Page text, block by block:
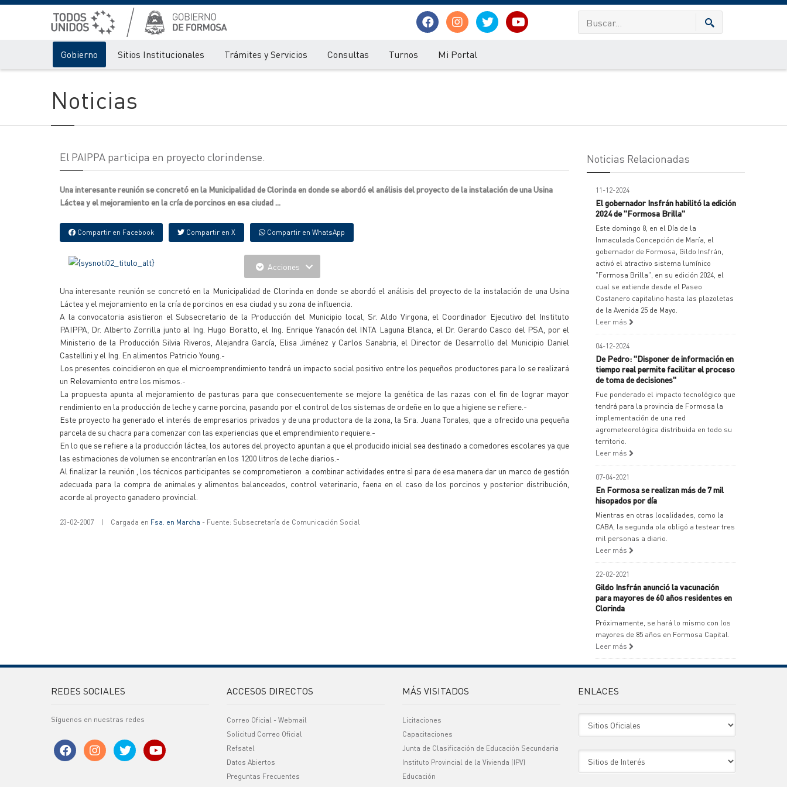
Gobierno Sitios Institucionales Trámites y Servicios Consultas Turnos Mi Portal
Noticias
El PAIPPA participa en proyecto clorindense.
Una interesante reunión se concretó en la Municipalidad de Clorinda en donde se abordó el análisis del proyecto de la instalación de una Usina
Láctea y el mejoramiento en la cría de porcinos en esa ciudad ...
Compartir en Facebook Compartir en X Compartir en WhatsApp
Acciones
Una interesante reunión se concretó en la Municipalidad de Clorinda en donde se abordó el análisis del proyecto de la instalación de una Usina
Láctea y el mejoramiento en la cría de porcinos en esa ciudad y su zona de influencia.
A la convocatoria asistieron el Subsecretario de la Producción del Municipio local, Sr. Aldo Virgona, el Coordinador Ejecutivo del Instituto
PAIPPA, Dr. Alberto Zorrilla junto al Ing. Hugo Boratto, el Ing. Enrique Yanacón del INTA Laguna Blanca, el Dr. Gerardo Casco del PSA, por el
Ministerio de la Producción Silvia Riveros, Alejandra García, Elisa Jiménez y Carlos Sanabria, el Director de Desarrollo del Municipio Daniel
Castellini y el Ing. En alimentos Patricio Young.-
Los presentes coincidieron en que el microemprendimiento tendrá un impacto social positivo entre los pequeños productores para lo se realizará
un Relevamiento entre los mismos.-
La propuesta apunta al mejoramiento de pasturas para que consecuentemente se mejore la genética de las razas con el fin de lograr mayor
rendimiento en la producción de leche y carne porcina, pasando por el control de los sistemas de ordeñe en lo que a higiene se refiere.-
Este proyecto ha generado el interés de empresarios privados y de una productora de la zona, la Sra. Juana Torales, que a ofrecido una pequeña
parcela de su chacra para comenzar con las experiencias que el emprendimiento requiere.-
En lo que se refiere a la producción láctea, los autores del proyecto apuntan a que el producido inicial sea destinado a comedores escolares ya que
las estimaciones de volumen se encontrarían en los 1200 litros de leche diarios.-
Al finalizar la reunión , los técnicos participantes se comprometieron a combinar actividades entre sì para de esa manera dar un marco de gestión
adecuada para la compra de animales y alimentos balanceados, control veterinario, faena en el caso de los porcinos y posterior distribución,
acorde al proyecto ganadero provincial.
23-02-2007 | Cargada en Fsa. en Marcha - Fuente: Subsecretaría de Comunicación Social
Noticias Relacionadas
11-12-2024
El gobernador Insfrán habilitó la edición
2024 de "Formosa Brilla"
Este domingo 8, en el Día de la
Inmaculada Concepción de María, el
gobernador de Formosa, Gildo Insfrán,
activó el atractivo sistema lumínico
"Formosa Brilla", en su edición 2024, el
cual se extiende desde el Paseo
Costanero capitalino hasta las plazoletas
de la Avenida 25 de Mayo.
Leer más
04-12-2024
De Pedro: "Disponer de información en
tiempo real permite facilitar el proceso
de toma de decisiones"
Fue ponderado el impacto tecnológico que
tendrá para la provincia de Formosa la
implementación de una red
agrometeorológica distribuida en todo su
territorio.
Leer más
07-04-2021
En Formosa se realizan más de 7 mil
hisopados por día
Mientras en otras localidades, como la
CABA, la segunda ola obligó a testear tres
mil personas a diario.
Leer más
22-02-2021
Gildo Insfrán anunció la vacunación
para mayores de 60 años residentes en
Clorinda
Próximamente, se hará lo mismo con los
mayores de 85 años en Formosa Capital.
Leer más
REDES SOCIALES
Síguenos en nuestras redes
ACCESOS DIRECTOS
Correo Oficial - Webmail
Solicitud Correo Oficial
Refsatel
Datos Abiertos
Preguntas Frecuentes
MÁS VISITADOS
Licitaciones
Capacitaciones
Junta de Clasificación de Educación Secundaria
Instituto Provincial de la Vivienda (IPV)
Educación
ENLACES